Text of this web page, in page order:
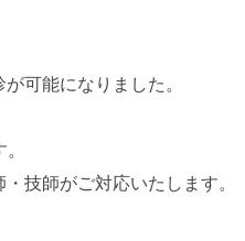
可能になりました。
技師がご対応いたします。